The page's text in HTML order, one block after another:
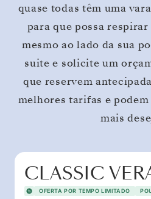
quase todas têm uma
para que possa
mesmo ao lado da sua
suite e solicite um
que reservem
melhores tarifas e
mais
CLASSIC
OFERTA POR TEMPO LIMITADO